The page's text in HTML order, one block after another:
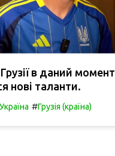
в даний момент
нові таланти.
Україна #Грузія (країна)